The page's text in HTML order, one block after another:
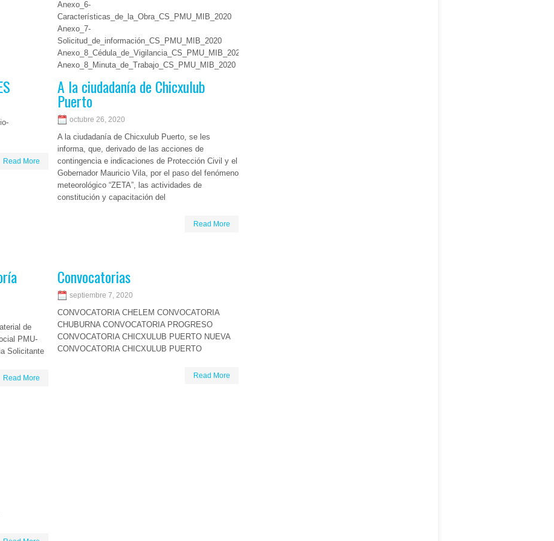
Anexo_6-
Características_de_la_Obra_CS_PMU_MIB_2020
Anexo_7-
Solicitud_de_información_CS_PMU_MIB_2020
Anexo_8_Cédula_de_Vigilancia_CS_PMU_MIB_2020
Anexo_8_Minuta_de_Trabajo_CS_PMU_MIB_2020
Quejas_y_denuncias_CS_PMU_MIB_2020
Anexo_10-
Formato_de_Informe_de_CS_PMU_MIB_2020
Anexo_11-
Informe_de_Denuncias_CS_PMU_MIB_2020
Read More
Read More
A la ciudadanía de Chicxulub
Puerto
octubre 26, 2020
A la ciudadanía de Chicxulub Puerto, se les
informa, que, derivado de las acciones de
contingencia e indicaciones de Protección Civil y el
Gobernador Mauricio Vila, por el paso del fenómeno
meteorológico “ZETA”, las actividades de
constitución y capacitación del
Read More
de
PMU-
Solicitante
Read More
Convocatorias
septiembre 7, 2020
CONVOCATORIA CHELEM CONVOCATORIA
CHUBURNA CONVOCATORIA PROGRESO
CONVOCATORIA CHICXULUB PUERTO NUEVA
CONVOCATORIA CHICXULUB PUERTO
Read More